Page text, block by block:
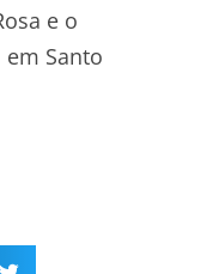
e o
Santo